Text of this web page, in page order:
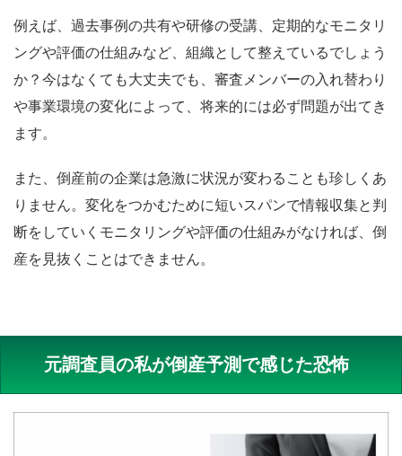
例えば、過去事例の共有や研修の受講、定期的なモニタリ
ングや評価の仕組みなど、組織として整えているでしょう
か？今はなくても大丈夫でも、審査メンバーの入れ替わり
や事業環境の変化によって、将来的には必ず問題が出てき
ます。
また、倒産前の企業は急激に状況が変わることも珍しくあ
りません。変化をつかむために短いスパンで情報収集と判
断をしていくモニタリングや評価の仕組みがなければ、倒
産を見抜くことはできません。
元調査員の私が倒産予測で感じた恐怖